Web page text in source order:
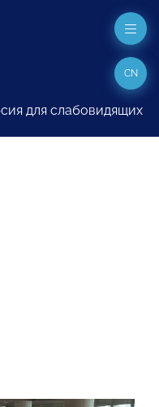
для слабовидящих
CN